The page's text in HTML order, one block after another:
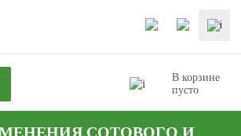
В корзине
пусто
СОТОВОГО И